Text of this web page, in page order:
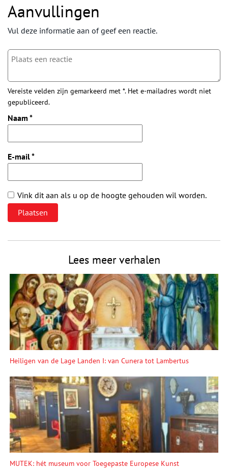
Aanvullingen
Vul deze informatie aan of geef een reactie.
Vereiste velden zijn gemarkeerd met *. Het e-mailadres wordt niet
gepubliceerd.
Naam *
E-mail*
Vink dit aan als u op de hoogte gehouden wil worden.
Lees meer verhalen
Heiligen van de Lage Landen I: van Cunera tot Lambertus
MUTEK: hét museum voor Toegepaste Europese Kunst